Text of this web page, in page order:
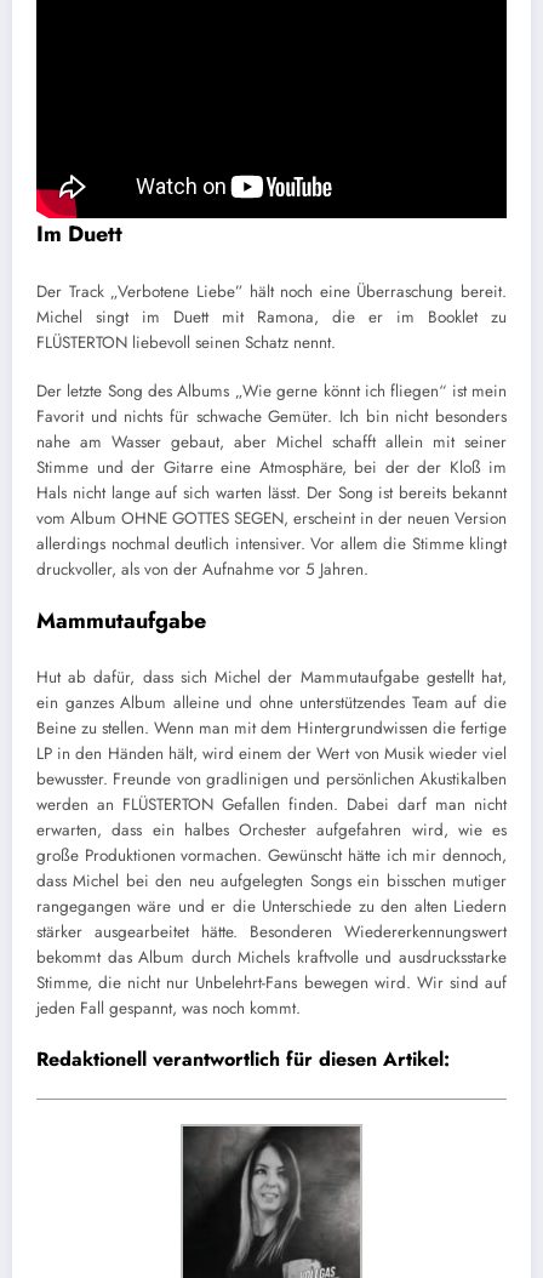
Im Duett
Der Track „Verbotene Liebe” hält noch eine Überraschung bereit.
Michel singt im Duett mit Ramona, die er im Booklet zu
FLÜSTERTON liebevoll seinen Schatz nennt.
Der letzte Song des Albums „Wie gerne könnt ich fliegen“ ist mein
Favorit und nichts für schwache Gemüter. Ich bin nicht besonders
nahe am Wasser gebaut, aber Michel schafft allein mit seiner
Stimme und der Gitarre eine Atmosphäre, bei der der Kloß im
Hals nicht lange auf sich warten lässt. Der Song ist bereits bekannt
vom Album OHNE GOTTES SEGEN, erscheint in der neuen Version
allerdings nochmal deutlich intensiver. Vor allem die Stimme klingt
druckvoller, als von der Aufnahme vor 5 Jahren.
Mammutaufgabe
Hut ab dafür, dass sich Michel der Mammutaufgabe gestellt hat,
ein ganzes Album alleine und ohne unterstützendes Team auf die
Beine zu stellen. Wenn man mit dem Hintergrundwissen die fertige
LP in den Händen hält, wird einem der Wert von Musik wieder viel
bewusster. Freunde von gradlinigen und persönlichen Akustikalben
werden an FLÜSTERTON Gefallen finden. Dabei darf man nicht
erwarten, dass ein halbes Orchester aufgefahren wird, wie es
große Produktionen vormachen. Gewünscht hätte ich mir dennoch,
dass Michel bei den neu aufgelegten Songs ein bisschen mutiger
rangegangen wäre und er die Unterschiede zu den alten Liedern
stärker ausgearbeitet hätte. Besonderen Wiedererkennungswert
bekommt das Album durch Michels kraftvolle und ausdrucksstarke
Stimme, die nicht nur Unbelehrt-Fans bewegen wird. Wir sind auf
jeden Fall gespannt, was noch kommt.
Redaktionell verantwortlich für diesen Artikel: